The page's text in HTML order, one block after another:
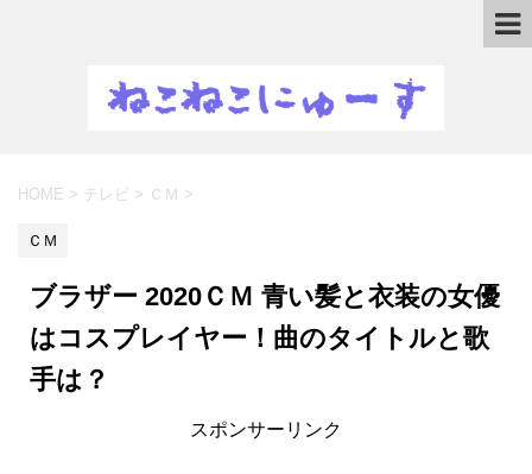
HOME > テレビ > ＣＭ >
ＣＭ
ブラザー 2020ＣＭ 青い髪と衣装の女優
はコスプレイヤー！曲のタイトルと歌
手は？
スポンサーリンク